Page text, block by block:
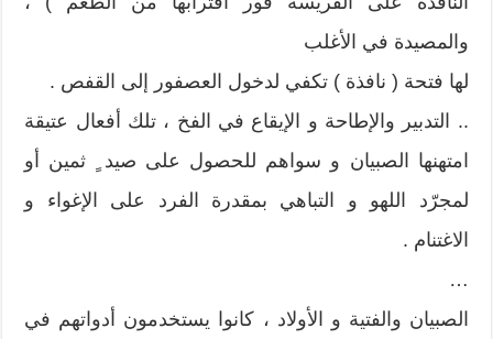
والمصيدة في الأغلب
لها فتحة ( نافذة ) تكفي لدخول العصفور إلى القفص .
.. التدبير والإطاحة و الإيقاع في الفخ ، تلك أفعال عتيقة
امتهنها الصبيان و سواهم للحصول على صيد ٍ ثمين أو
لمجرّد اللهو و التباهي بمقدرة الفرد على الإغواء و
الاغتنام .
…
الصبيان والفتية و الأولاد ، كانوا يستخدمون أدواتهم في